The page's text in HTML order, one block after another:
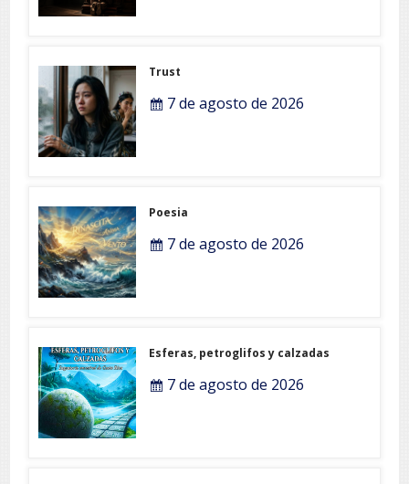
Trust
7 de agosto de 2026
Poesia
7 de agosto de 2026
Esferas, petroglifos y calzadas
7 de agosto de 2026